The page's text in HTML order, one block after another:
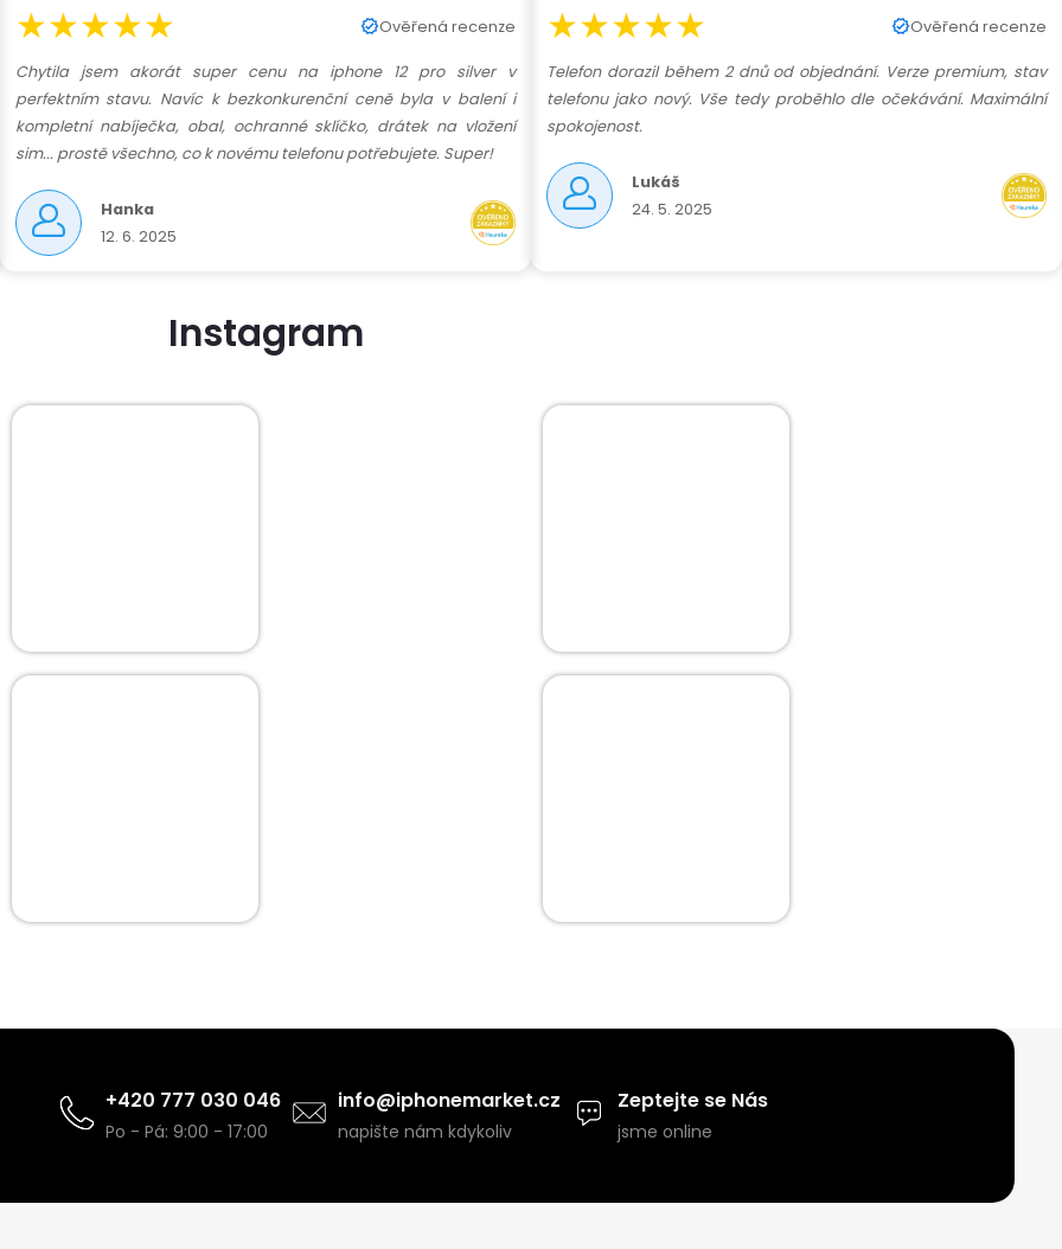
★★★★★ Ověřená recenze
Chytila jsem akorát super cenu na iphone 12 pro silver v
perfektním stavu. Navíc k bezkonkurenční ceně byla v balení i
kompletní nabíječka, obal, ochranné sklíčko, drátek na vložení
sim... prostě všechno, co k novému telefonu potřebujete. Super!
Hanka
12. 6. 2025
★★★★★ Ověřená recenze
Telefon dorazil během 2 dnů od objednání. Verze premium, stav
telefonu jako nový. Vše tedy proběhlo dle očekávání. Maximální
spokojenost.
Lukáš
24. 5. 2025
Instagram
+420 777 030 046
Po - Pá: 9:00 - 17:00
info@iphonemarket.cz
napište nám kdykoliv
Zeptejte se Nás
jsme online